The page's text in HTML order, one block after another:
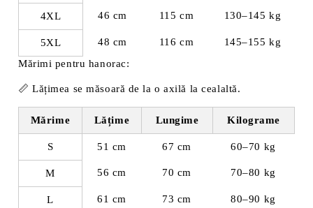
4XL 46 cm 115 cm 130–145 kg
5XL 48 cm 116 cm
145–155 kg
Mărimi pentru hanorac:
📏Lățimea se măsoară de la o axilă la cealaltă.
Mărime Lățime Lungime Kilograme
S 51 cm 67 cm 60–70 kg
M 56 cm 70 cm 70–80 kg
L 61 cm 73 cm 80–90 kg